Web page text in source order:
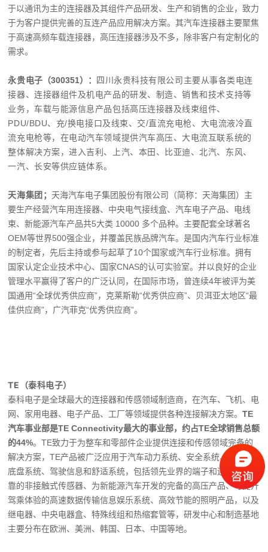
于以通讯为主的连接器及其组件产品研发、生产和销售的企业，致力
于为客户提供完善的互连产品应用解决方案。其汽车连接器主要聚焦
于高速高频车载连接器，高压连接器涉及不多，除非客户有定制化的
需求。
永贵电子（300351） ：
四川永贵科技有限公司主要从事各类电连
接器、连接器组件及机电产品的研发、制造、销售和技术支持等
业务，车载与能源信息产品包括高压连接器及线束组件、
PDU/BDU、充/换电接口及线束、交/直流充电枪、大电流液冷直
流充电枪等，在电动汽车领域提供汽车高压、大电流互联系统的
整体解决方案，进入吉利、上汽、本田、比亚迪、北汽、东风、
一汽、长安等供应链体系。
天海集团； 天海汽车电子集团股份有限公司（简称：天海集团）主
要生产经营汽车用连接器、中央电气接线盒、汽车电子产品、电线
束、新能源汽车产品共5大类 10000 多个品种。主要配套全球著名
OEM等世界500强企业，并覆盖民族品牌汽车。是国内汽车行业标准
的制定者，先后主持或参与起草了10个国家或汽车行业标准。拥有
国家认定企业技术中心、国家CNAS的认可实验室。并以良好的企业
管理水平赢得了客户的广泛认同，在国际市场，曾连续4年被评为美
国通用“全球优秀供应商”，克莱斯勒“优秀供应商”、贝洱亚太地区“最
佳供应商”，广汽菲克“优秀供应商”。
TE（泰科电子）
泰科电子是全球最大的连接器和传感领域制造商，在汽车、飞机、电
网、家用电器、电子产品、工厂等领域提供各种连接解决方案。TE
汽车事业部是TE Connectivity最大的事业部，约占TE全球销售总额
的44%。TE致力于为整车和零部件企业提供连接和传感领域完备的
解决方案，TE产品被广泛应用于汽车动力系统、安全系统、车身和
底盘系统、驾驶信息和舒适系统，包括领先业界的端子和连接器、可
靠的非接触式传感器、为新能源汽车开发的完备的高压产品、可提升
驾乘体验的高速数据传输信息娱乐系统、高效节能的照明产品，以及
继电器、中央电器盒、特殊线组和热缩套管等，研发中心和制造基地
主要分布在欧洲、美洲、韩国、日本、中国等地。